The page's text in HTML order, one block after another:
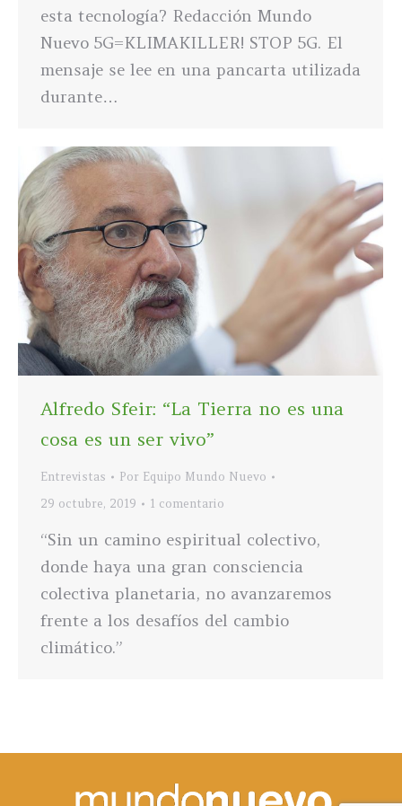
esta tecnología? Redacción Mundo
Nuevo 5G=KLIMAKILLER! STOP 5G. El
mensaje se lee en una pancarta utilizada
durante…
Alfredo Sfeir: “La Tierra no es una
cosa es un ser vivo”
Entrevistas Por Equipo Mundo Nuevo
29 octubre, 2019
1 comentario
“Sin un camino espiritual colectivo,
donde haya una gran consciencia
colectiva planetaria, no avanzaremos
frente a los desafíos del cambio
climático.”